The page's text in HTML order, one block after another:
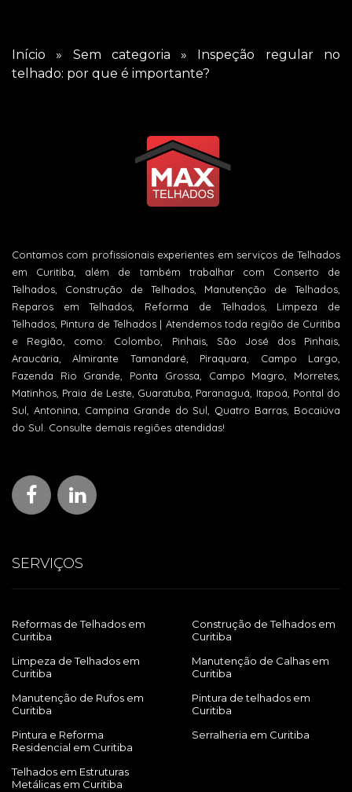
Início » Sem categoria » Inspeção regular no
telhado: por que é importante?
Contamos com profissionais experientes em serviços de Telhados
em Curitiba, além de também trabalhar com Conserto de
Telhados, Construção de Telhados, Manutenção de Telhados,
Reparos em Telhados, Reforma de Telhados, Limpeza de
Telhados, Pintura de Telhados | Atendemos toda região de Curitiba
e Região, como: Colombo, Pinhais, São José dos Pinhais,
Araucária, Almirante Tamandaré, Piraquara, Campo Largo,
Fazenda Rio Grande, Ponta Grossa, Campo Magro, Morretes,
Matinhos, Praia de Leste, Guaratuba, Paranaguá, Itapoá, Pontal do
Sul, Antonina, Campina Grande do Sul, Quatro Barras, Bocaiúva
do Sul. Consulte demais regiões atendidas!
SERVIÇOS
Reformas de Telhados em
Curitiba
Construção de Telhados em
Curitiba
Limpeza de Telhados em
Curitiba
Manutenção de Calhas em
Curitiba
Manutenção de Rufos em
Curitiba
Pintura de telhados em
Curitiba
Pintura e Reforma
Residencial em Curitiba
Serralheria em Curitiba
Telhados em Estruturas
Metálicas em Curitiba